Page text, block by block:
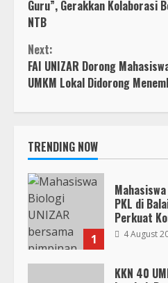
Guru”, Gerakkan Kolaborasi
NTB
Next:
FAI UNIZAR Dorong
UMKM Lokal Didorong
TRENDING NOW
1
PKL di
Perkuat
4 August
KKN 40